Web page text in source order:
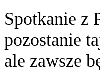
Spotkanie z
pozostanie
ale zawsze